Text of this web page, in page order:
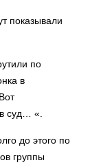
показывали
по
в
суд… «.
до этого по
группы